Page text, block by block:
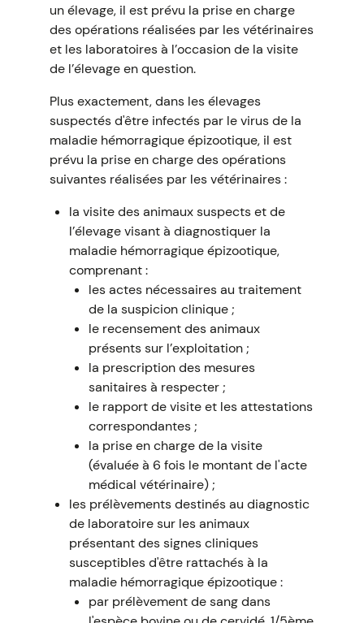
un élevage, il est prévu la prise en charge
des opérations réalisées par les vétérinaires
et les laboratoires à l’occasion de la visite
de l’élevage en question.
Plus exactement, dans les élevages
suspectés d'être infectés par le virus de la
maladie hémorragique épizootique, il est
prévu la prise en charge des opérations
suivantes réalisées par les vétérinaires :
la visite des animaux suspects et de
l’élevage visant à diagnostiquer la
maladie hémorragique épizootique,
comprenant :
les actes nécessaires au traitement
de la suspicion clinique ;
le recensement des animaux
présents sur l’exploitation ;
la prescription des mesures
sanitaires à respecter ;
le rapport de visite et les attestations
correspondantes ;
la prise en charge de la visite
(évaluée à 6 fois le montant de l'acte
médical vétérinaire) ;
les prélèvements destinés au diagnostic
de laboratoire sur les animaux
présentant des signes cliniques
susceptibles d'être rattachés à la
maladie hémorragique épizootique :
par prélèvement de sang dans